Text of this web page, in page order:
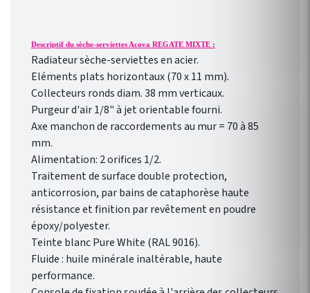
Descriptif du sèche-serviettes Acova REGATE MIXTE :
Radiateur sèche-serviettes en acier.
Eléments plats horizontaux (70 x 11 mm).
Collecteurs ronds diam. 38 mm verticaux.
Purgeur d'air 1/8" à jet orientable fourni.
Axe manchon de raccordements au mur = 70 à 85
mm.
Alimentation: 2 orifices 1/2.
Traitement de surface double protection,
anticorrosion, par bains de cataphorèse haute
résistance et finition par revêtement en poudre
époxy/polyester.
Teinte blanc Pure White (RAL 9016).
Fluide : huile minérale inaltérable, haute
performance.